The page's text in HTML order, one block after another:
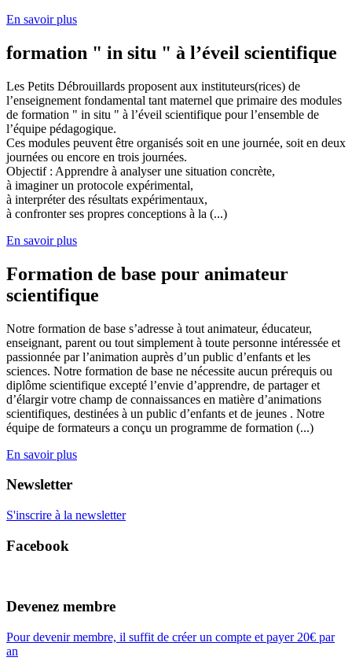
En savoir plus
formation " in situ " à l’éveil scientifique
Les Petits Débrouillards proposent aux instituteurs(rices) de
l’enseignement fondamental tant maternel que primaire des modules
de formation " in situ " à l’éveil scientifique pour l’ensemble de
l’équipe pédagogique.
Ces modules peuvent être organisés soit en une journée, soit en deux
journées ou encore en trois journées.
Objectif : Apprendre à analyser une situation concrète,
à imaginer un protocole expérimental,
à interpréter des résultats expérimentaux,
à confronter ses propres conceptions à la (...)
En savoir plus
Formation de base pour animateur
scientifique
Notre formation de base s’adresse à tout animateur, éducateur,
enseignant, parent ou tout simplement à toute personne intéressée et
passionnée par l’animation auprès d’un public d’enfants et les
sciences. Notre formation de base ne nécessite aucun prérequis ou
diplôme scientifique excepté l’envie d’apprendre, de partager et
d’élargir votre champ de connaissances en matière d’animations
scientifiques, destinées à un public d’enfants et de jeunes . Notre
équipe de formateurs a conçu un programme de formation (...)
En savoir plus
Newsletter
S'inscrire à la newsletter
Facebook
Devenez membre
Pour devenir membre, il suffit de créer un compte et payer 20€ par
an